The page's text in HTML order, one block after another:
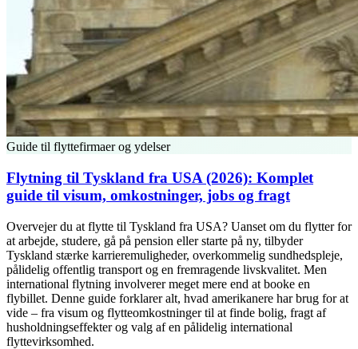
Guide til flyttefirmaer og ydelser
Flytning til Tyskland fra USA (2026): Komplet
guide til visum, omkostninger, jobs og fragt
Overvejer du at flytte til Tyskland fra USA? Uanset om du flytter for
at arbejde, studere, gå på pension eller starte på ny, tilbyder
Tyskland stærke karrieremuligheder, overkommelig sundhedspleje,
pålidelig offentlig transport og en fremragende livskvalitet. Men
international flytning involverer meget mere end at booke en
flybillet. Denne guide forklarer alt, hvad amerikanere har brug for at
vide – fra visum og flytteomkostninger til at finde bolig, fragt af
husholdningseffekter og valg af en pålidelig international
flyttevirksomhed.